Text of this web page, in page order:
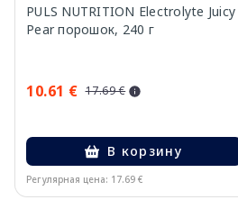
PULS NUTRITION Electrolyte Juicy
Pear порошок, 240 г
10.61 € 17.69 €
В корзину
Регулярная цена: 17.69 €